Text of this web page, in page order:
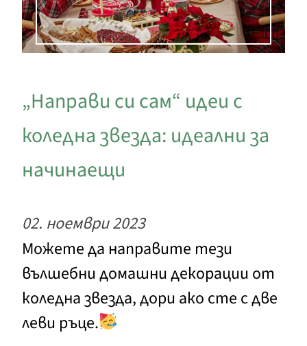
„Направи си сам“ идеи с
коледна звезда: идеални за
начинаещи
02. ноември 2023
Можете да направите тези
вълшебни домашни декорации от
коледна звезда, дори ако сте с две
леви ръце.